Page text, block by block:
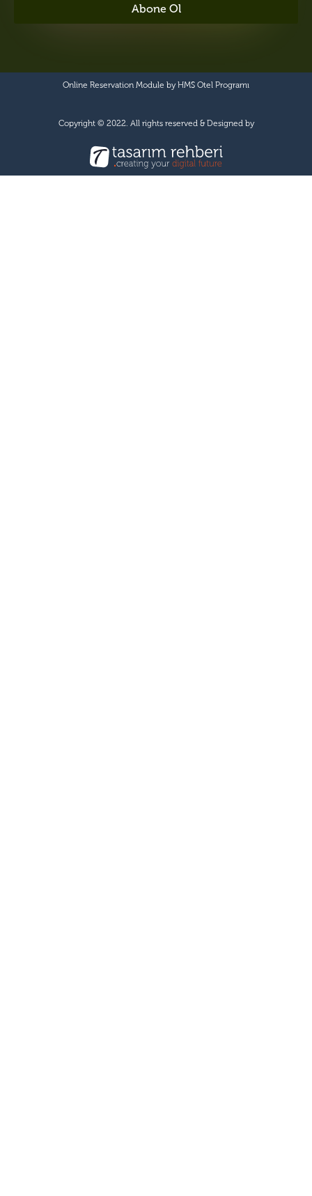
Abone Ol
Online Reservation Module by HMS Otel Programı
Copyright © 2022. All rights reserved & Designed by